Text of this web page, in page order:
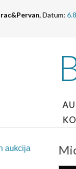
, Datum:
aukcija